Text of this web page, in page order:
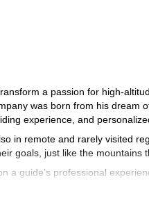
a passion for high-
was born from his dream
experience, and
in remote and rarely visited
goals, just like the mountains
a guide’s professional
care are what truly define